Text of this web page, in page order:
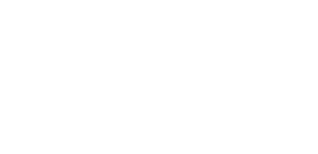
তাঁর
সারা
ছয়